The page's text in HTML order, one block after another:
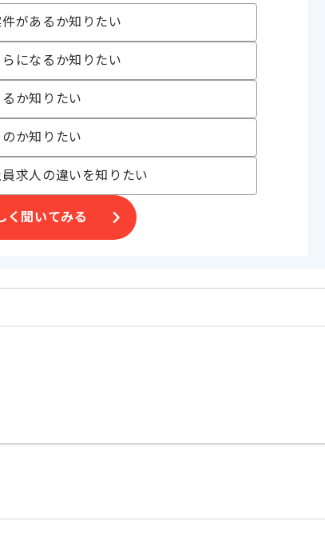
ございます。
案件です。
があるか知りたい
になるか知りたい
か知りたい
か知りたい
求人の違いを知りたい
く聞いてみる